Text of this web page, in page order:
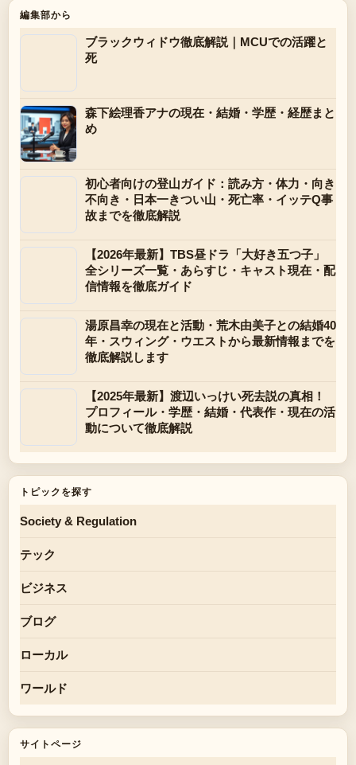
編集部から
ブラックウィドウ徹底解説｜MCUでの活躍と
死
森下絵理香アナの現在・結婚・学歴・経歴まと
め
初心者向けの登山ガイド：読み方・体力・向き
不向き・日本一きつい山・死亡率・イッテQ事
故までを徹底解説
【2026年最新】TBS昼ドラ「大好き五つ子」
全シリーズ一覧・あらすじ・キャスト現在・配
信情報を徹底ガイド
湯原昌幸の現在と活動・荒木由美子との結婚40
年・スウィング・ウエストから最新情報までを
徹底解説します
【2025年最新】渡辺いっけい死去説の真相！
プロフィール・学歴・結婚・代表作・現在の活
動について徹底解説
トピックを探す
Society & Regulation
テック
ビジネス
ブログ
ローカル
ワールド
サイトページ